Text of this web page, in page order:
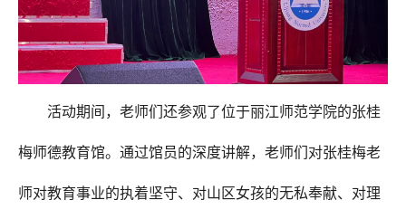
活动期间，老师们还参观了位于丽江师范学院的张桂
梅师德教育馆。通过馆员的深度讲解，老师们对张桂梅老
师对教育事业的执着坚守、对山区女孩的无私奉献、对理